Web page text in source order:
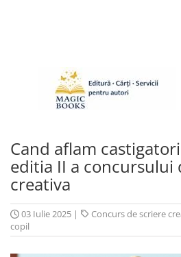
Carti pentru copii 7-11 ani
Pachete de carti
Lichidare stoc
Povești scrise de copii (Antologii)
Carte online pentru copii
Carti pentru copii 0-7 ani
Cand aflam
editia II a concursului
creativa
03 Iulie 2025 |
Concurs de scriere
copil